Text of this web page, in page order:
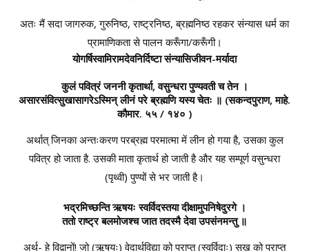
अतः मैं सदा जागरुक, गुरुनिष्ठ, राष्ट्रनिष्ठ, ब्रह्मनिष्ठ रहकर संन्यास धर्म का
प्रामाणिकता से पालन करूँगा/करूँगी।
योगर्षिस्वामिरामदेवनिर्दिष्टा संन्यासिजीवन-मर्यादा
कुलं पवित्रं जननी कृतार्था, वसुन्धरा पुण्यवती च तेन ।
असारसंवित्सुखासागरेऽस्मिन् लीनं परे ब्रह्मणि यस्य चेतः ॥ (सकन्दपुराण, माहे.
कौमार. ५५ / १४० )
अर्थात् जिनका अन्तःकरण परब्रह्म परमात्मा में लीन हो गया है, उसका कुल
पवित्र हो जाता है. उसकी माता कृतार्थ हो जाती है और यह सम्पूर्ण वसुन्धरा
(पृथ्वी) पुण्यों से भर जाती है।
भद्रमिच्छन्ति ऋषयः स्वर्विदस्तया दीक्षामुपनिषेदुरगे ।
ततो राष्ट्र बलमोजश्च जात तदस्मै देवा उपसंनमन्तु ॥
अर्थ- हे विद्वानों! जो (ऋषयः) वेदार्थविद्या को प्राप्त (स्वर्विदाः) सुख को प्राप्त